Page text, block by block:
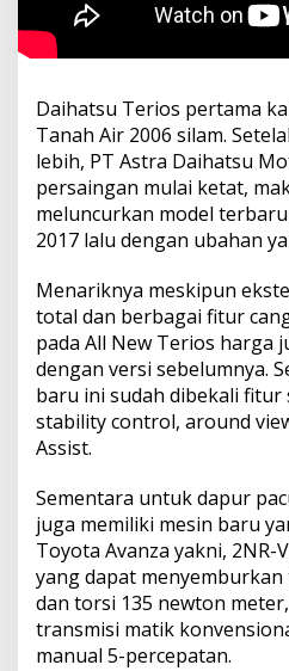
Daihatsu Terios pertama
Tanah Air 2006 silam.
lebih, PT Astra Daihatsu
persaingan mulai ketat,
meluncurkan model
2017 lalu dengan ubahan
Menariknya meskipun
total dan berbagai fitur
pada All New Terios harga
dengan versi sebelumnya.
baru ini sudah dibekali fitur
stability control, around
Assist.
Sementara untuk dapur
juga memiliki mesin baru
Toyota Avanza yakni, 2NR-
yang dapat menyemburkan
dan torsi 135 newton
transmisi matik
manual 5-percepatan.